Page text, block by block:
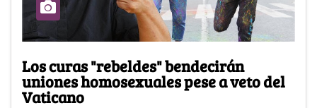
Los curas "rebeldes" bendecirán
uniones homosexuales pese a veto del
Vaticano